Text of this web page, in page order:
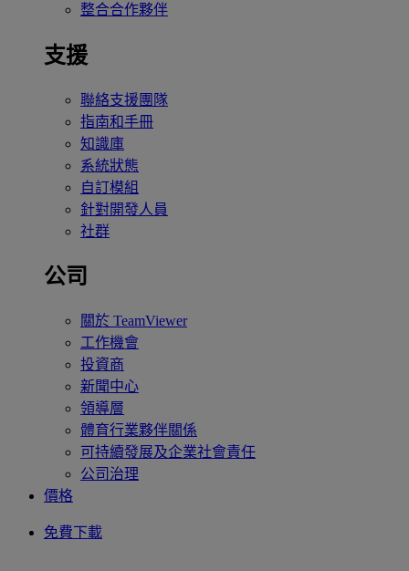
整合合作夥伴
支援
聯絡支援團隊
指南和手冊
知識庫
系統狀態
自訂模組
針對開發人員
社群
公司
關於 TeamViewer
工作機會
投資商
新聞中心
領導層
體育行業夥伴關係
可持續發展及企業社會責任
公司治理
價格
免費下載